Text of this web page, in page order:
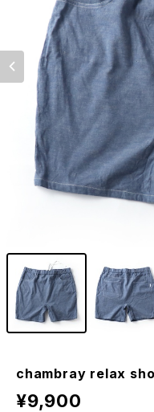
chambray relax
¥9,900